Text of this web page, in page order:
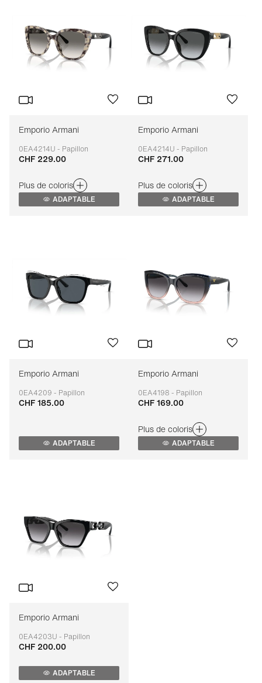
Emporio Armani
0EA4214U - Papillon
Adaptable
CHF 229.00
Plus de coloris
ADAPTABLE
Emporio Armani
0EA4214U - Papillon
Adaptable
CHF 271.00
Plus de coloris
ADAPTABLE
Emporio Armani
0EA4209 - Papillon
Adaptable
CHF 185.00
ADAPTABLE
Emporio Armani
0EA4198 - Papillon
Adaptable
CHF 169.00
Plus de coloris
ADAPTABLE
Emporio Armani
0EA4203U - Papillon
Adaptable
CHF 200.00
ADAPTABLE